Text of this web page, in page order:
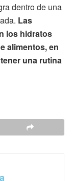
dentro de una
Las
los hidratos
alimentos, en
una rutina